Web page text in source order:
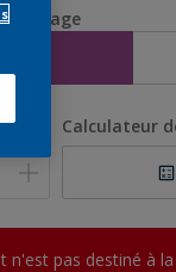
Calculateur
n'est pas destiné à